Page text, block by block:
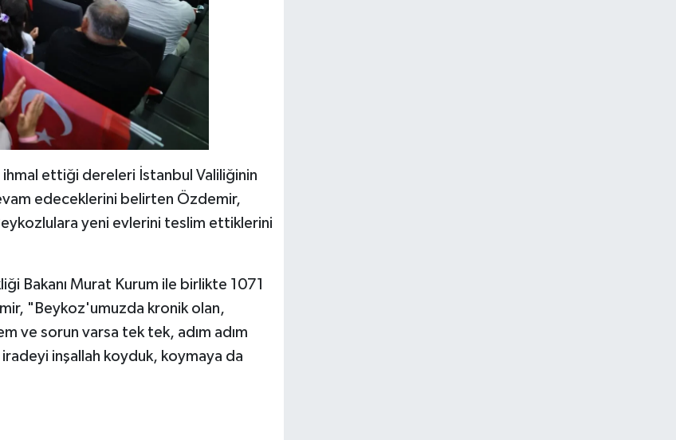
ihmal ettiği dereleri İstanbul Valiliğinin
edeceklerini belirten Özdemir,
yeni evlerini teslim ettiklerini
Bakanı Murat Kurum ile birlikte 1071
"Beykoz'umuzda kronik olan,
ve sorun varsa tek tek, adım adım
inşallah koyduk, koymaya da